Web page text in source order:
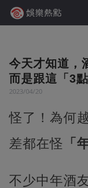
今天才知道，
而是跟這「3
2023/04/20
怪了！為何
差都在怪 「
不少中年酒